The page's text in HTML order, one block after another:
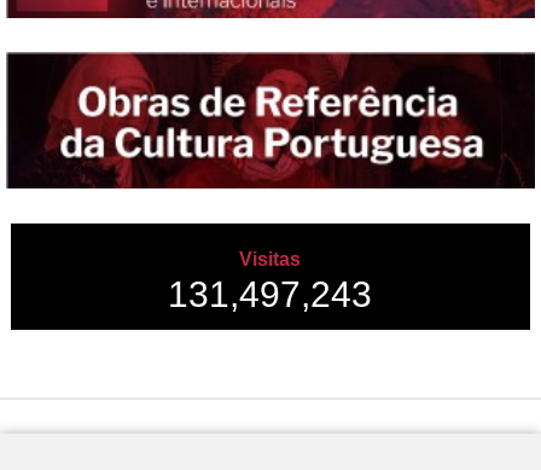
Visitas
131,497,243